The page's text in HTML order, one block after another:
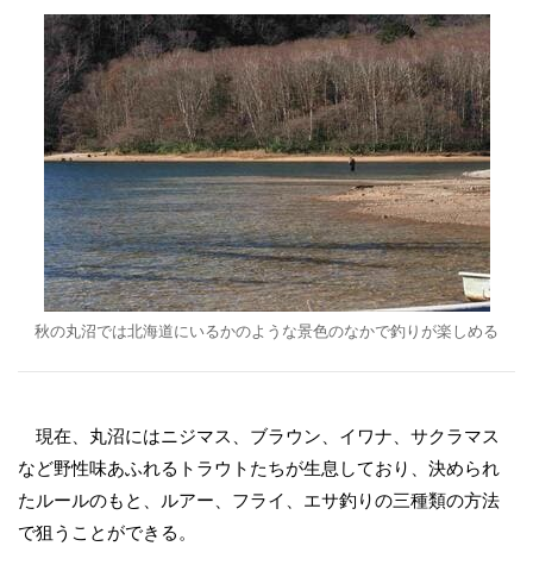
秋の丸沼では北海道にいるかのような景色のなかで釣りが楽しめる
現在、丸沼にはニジマス、ブラウン、イワナ、サクラマス
など野性味あふれるトラウトたちが生息しており、決められ
たルールのもと、ルアー、フライ、エサ釣りの三種類の方法
で狙うことができる。